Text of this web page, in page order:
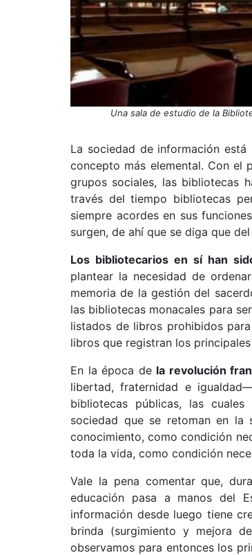
Una sala de estudio de la
La sociedad de información
concepto más elemental. Con el
grupos sociales, las bibliotecas
través del tiempo bibliotecas
siempre acordes en sus
surgen, de ahí que se diga que
Los bibliotecarios en sí han
plantear la necesidad de
memoria de la gestión del
las bibliotecas monacales para
listados de libros prohibidos
libros que registran los
En la época de la revolución
libertad, fraternidad e
bibliotecas públicas, las
sociedad que se retoman en la
conocimiento, como condición
toda la vida, como condición
Vale la pena comentar que,
educación pasa a manos del
información desde luego tiene
brinda (surgimiento y mejora
observamos para entonces los